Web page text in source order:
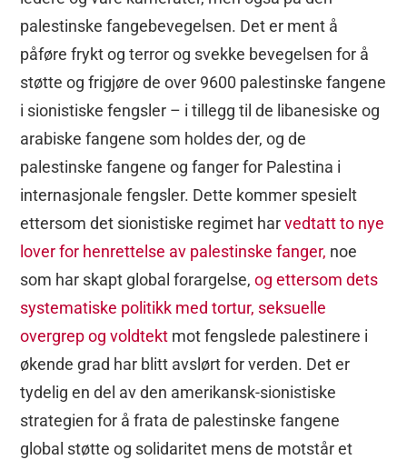
palestinske fangebevegelsen. Det er ment å
påføre frykt og terror og svekke bevegelsen for å
støtte og frigjøre de over 9600 palestinske fangene
i sionistiske fengsler – i tillegg til de libanesiske og
arabiske fangene som holdes der, og de
palestinske fangene og fanger for Palestina i
internasjonale fengsler. Dette kommer spesielt
ettersom det sionistiske regimet harvedtatt to nye
lover for henrettelse av palestinske fanger, noe
som har skapt global forargelse,og ettersom dets
systematiske politikk med tortur, seksuelle
overgrep og voldtekt mot fengslede palestinere i
økende grad har blitt avslørt for verden. Det er
tydelig en del av den amerikansk-sionistiske
strategien for å frata de palestinske fangene
global støtte og solidaritet mens de motstår et